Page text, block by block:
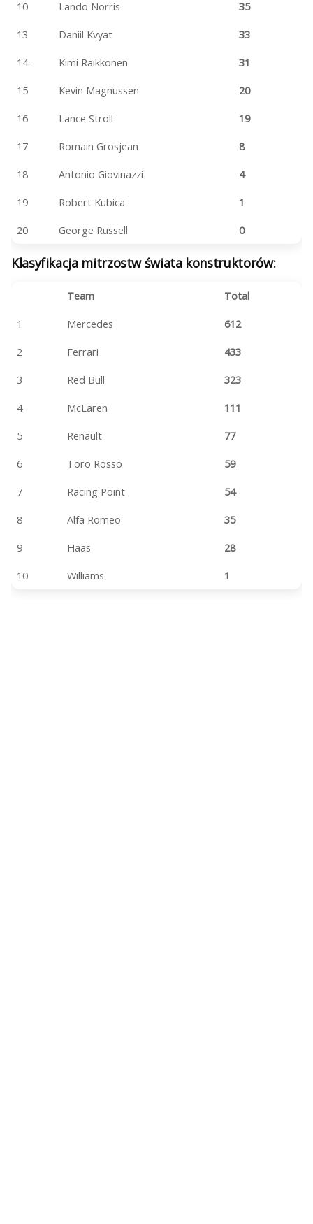
10 Lando Norris
35
13
Daniil Kvyat
33
14
Kimi Raikkonen
31
15
Kevin Magnussen
20
16
Lance Stroll
19
17
Romain Grosjean
8
18
Antonio Giovinazzi
4
19
Robert Kubica
1
20
George Russell 0
Klasyfikacja mitrzostw świata konstruktorów:
Team
Total
1
Mercedes
612
2
Ferrari
433
3
Red Bull
323
4
McLaren
111
5
Renault
77
6
Toro Rosso
59
7
Racing Point
54
8
Alfa Romeo
35
9
Haas
28
10
Williams 1